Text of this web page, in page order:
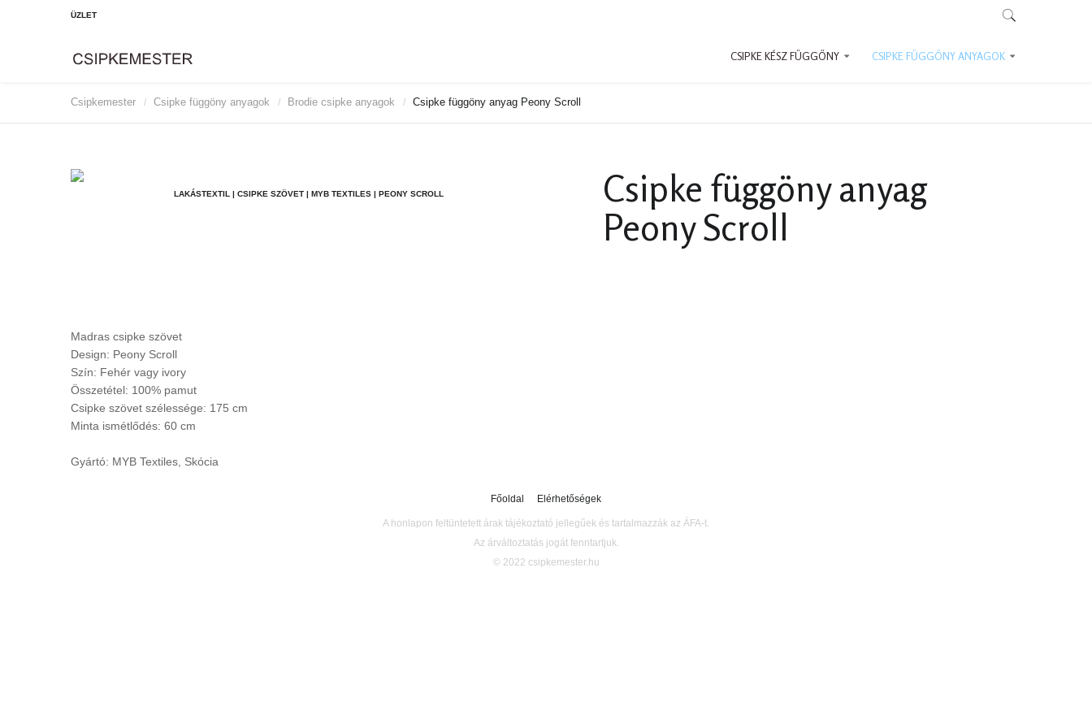
ÜZLET
CSIPKE KÉSZ FÜGGÖNY
függönyök
CSIPKE FÜGGÖNY ANYAGOK
Abercromby csipke anyagok
Brodie csipke anyagok
Fraser csipke anyagok
Csipkemester / Csipke függöny anyagok / Brodie csipke anyagok / Csipke függöny anyag Peony Scroll
LAKÁSTEXTIL | CSIPKE SZÖVET | MYB TEXTILES | PEONY SCROLL
Csipke függöny anyag
Peony Scroll
Madras csipke szövet
Design: Peony Scroll
Szín: Fehér vagy ivory
Összetétel: 100% pamut
Csipke szövet szélessége: 175 cm
Minta ismétlődés: 60 cm
Gyártó: MYB Textiles, Skócia
Főoldal Elérhetőségek
A honlapon feltüntetett árak tájékoztató jellegűek és tartalmazzák az ÁFA-t.
Az árváltoztatás jogát fenntartjuk.
© 2022 csipkemester.hu